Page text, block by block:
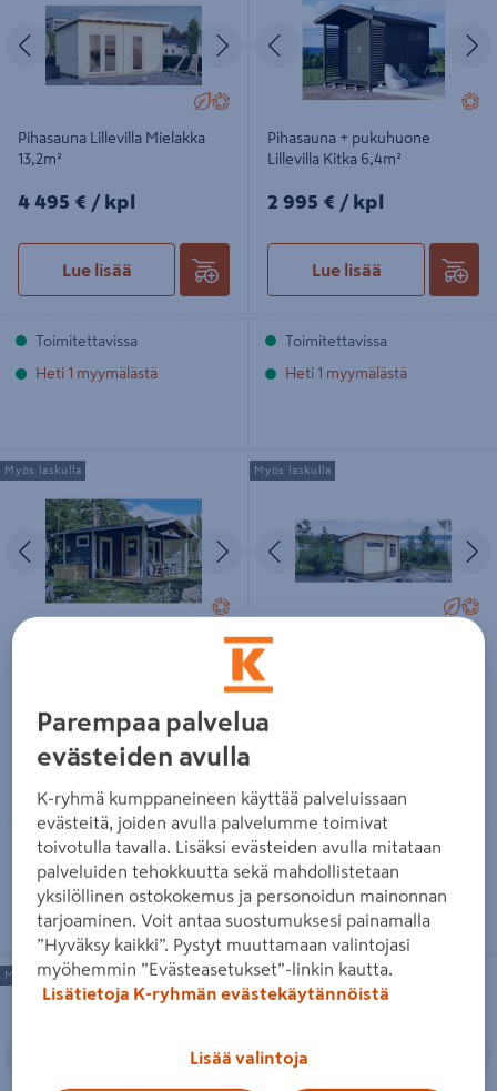
Edellinen Seuraava
Pihasauna Lillevilla Mielakka
13,2m²
4495€/kpl
4 495 € / kpl
Lue lisää
Toimitettavissa
Heti 1 myymälästä
Edellinen
Pihasauna + pukuhuone
Lillevilla Kitka 6,4m²
2995€/kpl
2 995 € / kpl
Lue lisää
Toimitettavissa
Heti 1 myymälästä
Saunamökki Östermalm 22,0m²
seinävahvuus 70mm
Edellinen Seuraava
8 995 €
Myös laskulla
Toimitettavissa
Tilaustuote
Sauna Luoman Lillevilla Palovesi
6,6m²
Edellinen
Sauna Luoman Lillevilla
Myös laskulla
Toimitettavissa
Heti 2 myymälästä
Pihasauna Lillevilla Kuusvesi
Myös laskulla
Pihasauna Luoman Kihu 13m²
Myös laskulla
Parempaa palvelua
evästeiden avulla
K-ryhmä kumppaneineen käyttää palveluissaan
evästeitä, joiden avulla palvelumme toimivat
toivotulla tavalla. Lisäksi evästeiden avulla mitataan
palveluiden tehokkuutta sekä mahdollistetaan
yksilöllinen ostokokemus ja personoidun mainonnan
tarjoaminen. Voit antaa suostumuksesi painamalla
”Hyväksy kaikki”. Pystyt muuttamaan valintojasi
myöhemmin ”Evästeasetukset”-linkin kautta.
Lisätietoja K-ryhmän evästekäytännöistä
Lisää valintoja